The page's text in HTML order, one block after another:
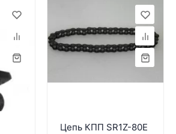
Цепь КПП SR1Z-80Е